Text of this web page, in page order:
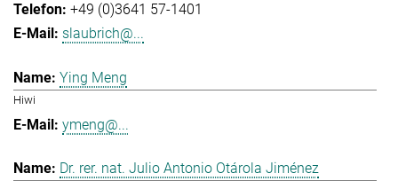
+49 (0)3641 57-1401
slaubrich@...
Ying Meng
Hiwi
ymeng@...
Dr. rer. nat. Julio Antonio Otárola Jiménez